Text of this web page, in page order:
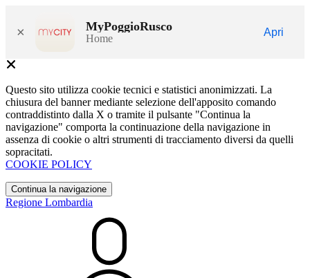
× MyPoggioRusco
Home
Apri
Questo sito utilizza cookie tecnici e statistici anonimizzati. La
chiusura del banner mediante selezione dell'apposito comando
contraddistinto dalla X o tramite il pulsante "Continua la
navigazione" comporta la continuazione della navigazione in
assenza di cookie o altri strumenti di tracciamento diversi da quelli
sopracitati.
COOKIE POLICY
Continua la navigazione
Regione Lombardia